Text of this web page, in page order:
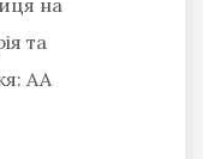
на
та
АА